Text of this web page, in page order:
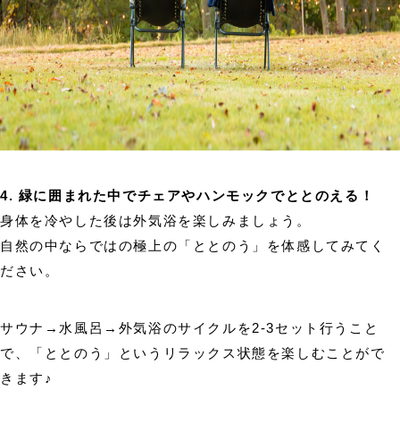
4. 緑に囲まれた中でチェアやハンモックでととのえる！
身体を冷やした後は外気浴を楽しみましょう。
自然の中ならではの極上の「ととのう」を体感してみてく
ださい。
サウナ→水風呂→外気浴のサイクルを2-3セット行うこと
で、「ととのう」というリラックス状態を楽しむことがで
きます♪